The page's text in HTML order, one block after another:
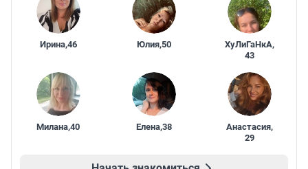
Ирина,46 Юлия,50 ХуЛиГаНкА,
43
Милана,40 Елена,38 Анастасия,
29